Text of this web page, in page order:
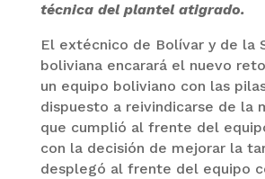
técnica del plantel atigrado.
El extécnico de Bolívar y de la
boliviana encarará el nuevo
un equipo boliviano con las
dispuesto a reivindicarse de la
que cumplió al frente del
con la decisión de mejorar la
desplegó al frente del equipo